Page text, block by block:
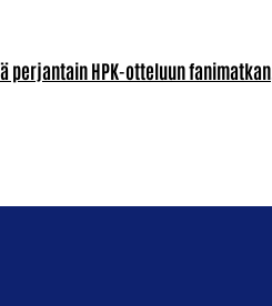
perjantain HPK-otteluun fanimatkan